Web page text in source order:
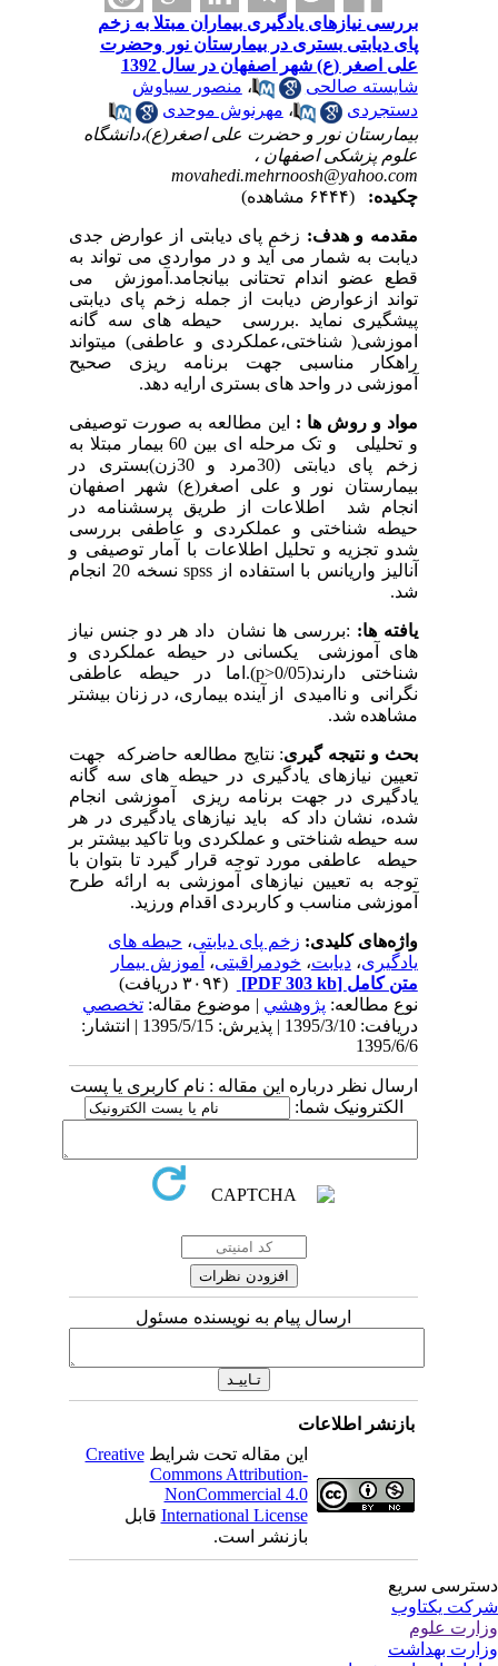
بررسی نیازهای یادگیری بیماران مبتلا به زخم
پای دیابتی بستری در بیمارستان نور وحضرت
علی اصغر (ع) شهر اصفهان در سال 1392
شایسته صالحی
،منصور سیاوش
دستجردی
،مهرنوش موحدی
بیمارستان نور و حضرت علی اصغر(ع)،دانشگاه
علوم پزشکی اصفهان ،
movahedi.mehrnoosh@yahoo.com
چکیده:
مقدمه و هدف:زخم پای دیابتی از عوارض جدی
دیابت به شمار می آید و در مواردی می تواند به
قطع عضو اندام تحتانی بیانجامد.آموزش می
تواند ازعوارض دیابت از جمله زخم پای دیابتی
پیشگیری نماید .بررسی حیطه های سه گانه
اموزشی( شناختی،عملکردی و عاطفی) میتواند
راهکار مناسبی جهت برنامه ریزی صحیح
آموزشی در واحد های بستری ارایه دهد.
مواد و روش ها : این مطالعه به صورت توصیفی
و تحلیلی و تک مرحله ای بین 60 بیمار مبتلا به
زخم پای دیابتی (30مرد و 30زن)بستری در
بیمارستان نور و علی اصغر(ع) شهر اصفهان
انجام شد اطلاعات از طریق پرسشنامه در
حیطه شناختی و عملکردی و عاطفی بررسی
شدو تجزیه و تحلیل اطلاعات با آمار توصیفی و
آنالیز واریانس با استفاده ازspss
نسخه 20 انجام
شد.
یافته ها::بررسی ها نشان داد هر دو جنس نیاز
های آموزشی یکسانی در حیطه عملکردی و
شناختی دارند(p>0/05).اما در حیطه عاطفی
نگرانی و ناامیدی از آینده بیماری، در زنان بیشتر
مشاهده شد.
بحث و نتیجه گیری: نتایج مطالعه حاضرکه جهت
تعیین نیازهای یادگیری در حیطه های سه گانه
یادگیری در جهت برنامه ریزی آموزشی انجام
شده، نشان داد که باید نیازهای یادگیری در هر
سه حیطه شناختی و عملکردی وبا تاکید بیشتر بر
حیطه عاطفی مورد توجه قرار گیرد تا بتوان با
توجه به تعیین نیازهای آموزشی به ارائه طرح
آموزشی مناسب و کاربردی اقدام ورزید.
واژه‌های کلیدی:زخم پای دیابتی،حیطه های
یادگیری،دیابت،خودمراقبتی،آموزش بیمار
متن کامل[PDF 303 kb]
نوع مطالعه:پژوهشي| موضوع مقاله:تخصصي
دریافت: 1395/3/10 | پذیرش: 1395/5/15 | انتشار:
1395/6/6
ارسال نظر درباره این مقاله : نام کاربری یا پست
الکترونیک شما:
ارسال پیام به نویسنده مسئول
بازنشر اطلاعات
این مقاله تحت شرایطCreative
Commons Attribution-
NonCommercial 4.0
International Licenseقابل
بازنشر است.
سریع
یکتاوب
علوم
بهداشت